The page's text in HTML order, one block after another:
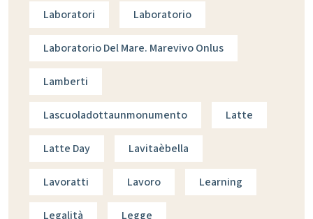
Laboratori Laboratorio
Laboratorio Del Mare. Marevivo Onlus
Lamberti
Lascuoladottaunmonumento Latte
Latte Day Lavitaèbella
Lavoratti Lavoro Learning
Legalità Legge